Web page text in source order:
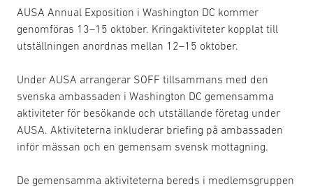
AUSA Annual Exposition i Washington DC kommer
genomföras 13–15 oktober. Kringaktiviteter kopplat till
utställningen anordnas mellan 12–15 oktober.
Under AUSA arrangerar SOFF tillsammans med den
svenska ambassaden i Washington DC gemensamma
aktiviteter för besökande och utställande företag under
AUSA. Aktiviteterna inkluderar briefing på ambassaden
inför mässan och en gemensam svensk mottagning.
De gemensamma aktiviteterna bereds i medlemsgruppen